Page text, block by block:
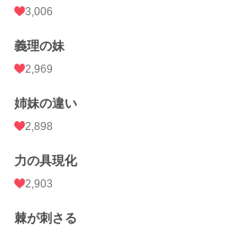
文字数
初回公開日時
週間ポイント
月間ポイント
3,006
義理の妹
2,969
姉妹の違い
2,898
力の具現化
2,903
棘が刺さる